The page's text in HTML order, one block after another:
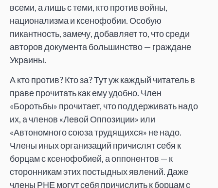
всеми, а лишь с теми, кто против войны,
национализма и ксенофобии. Особую
пикантность, замечу, добавляет то, что среди
авторов документа большинство — граждане
Украины.
А кто против? Кто за? Тут уж каждый читатель в
праве прочитать как ему удобно. Член
«Боротьбы» прочитает, что поддерживать надо
их, а членов «Левой Оппозиции» или
«Автономного союза трудящихся» не надо.
Члены иных организаций причислят себя к
борцам с ксенофобией, а оппонентов — к
сторонникам этих постыдных явлений. Даже
члены РНЕ могут себя причислить к борцам с